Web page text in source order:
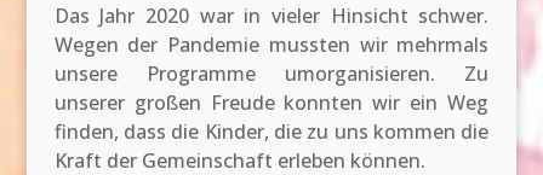
Das Jahr 2020 war in vieler Hinsicht schwer.
Wegen der Pandemie mussten wir mehrmals
unsere Programme umorganisieren. Zu
unserer großen Freude konnten wir ein Weg
finden, dass die Kinder, die zu uns kommen die
Kraft der Gemeinschaft erleben können.